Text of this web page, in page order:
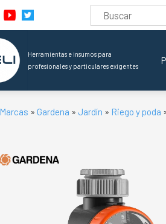
Herramientas e insumos para
profesionales y particulares exigentes
Marcas » Gardena » Jardín » Riego y poda